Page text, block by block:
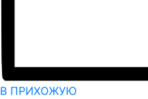
В ПРИХОЖУЮ